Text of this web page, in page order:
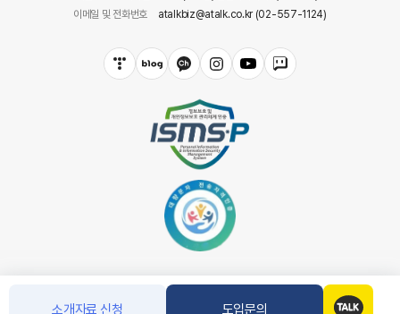
소개자료 신청 도입문의
이메일 및 전화번호
atalkbiz@atalk.co.kr (02-557-1124)
COPYRIGHT(C) 아톡. CO.LTD ALL RIGHT RESERVED.